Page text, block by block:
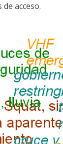
acceso.